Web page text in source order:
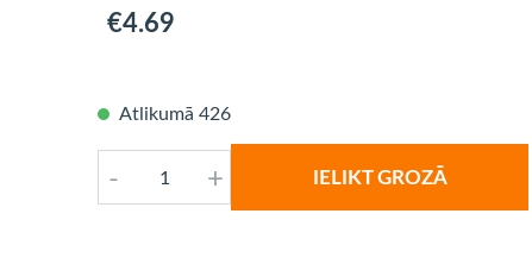
€4.69
Atlikumā 426
- + IELIKT GROZĀ